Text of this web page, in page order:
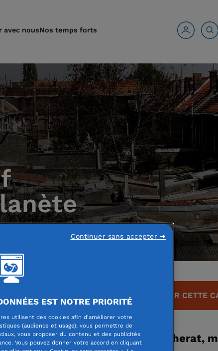
avec nousNos temps forts
FAIRE UN DON POUR CETTE
L'interview de François Vacherat,
EST NOTRE PRIORITÉ
utilisent des cookies afin d'améliorer votre
(audience et usage), vous permettre de
vous proposer du contenu et des publicités
Vous pouvez donner votre accord en cliquant
Continuer sans accepter ➜